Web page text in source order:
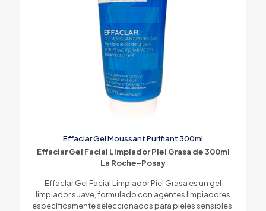
Effaclar Gel Moussant Purifiant 300ml
Effaclar Gel Facial Limpiador Piel Grasa de 300ml
La Roche-Posay
Effaclar Gel Facial Limpiador Piel Grasa es un gel
limpiador suave, formulado con agentes limpiadores
específicamente seleccionados para pieles sensibles.